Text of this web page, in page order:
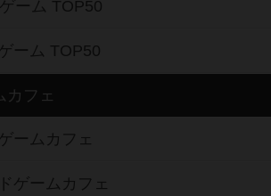
ーム TOP50
ーム TOP50
カフェ
ームカフェ
ゲームカフェ